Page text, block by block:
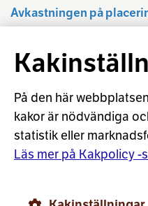
Avkastningen på
Statistikdatabas
Regleringen av
Ansvarsfull placering
Placeringsordlista
Beräkning av
©
På den här
kakor är nödvändiga
statistik eller
Läs mer på Kakpolicy -